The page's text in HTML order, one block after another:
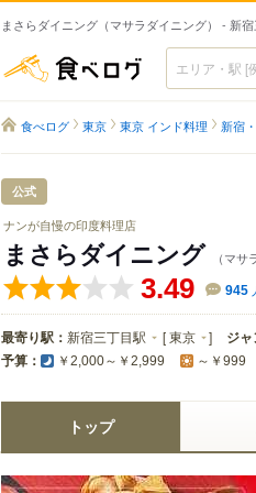
まさらダイニング（マサラダイニング） - 新宿
食べログ
食べログ 東京 東京 インド料理 新宿
公式
ナンが自慢の印度料理店
まさらダイニング （マサ
3.49 945
最寄り駅： 新宿三丁目駅 [東京 ] ジャ
予算： ￥2,000～￥2,999 ～￥999
トップ